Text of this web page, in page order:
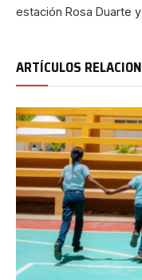
estación Rosa Duarte
ARTÍCULOS